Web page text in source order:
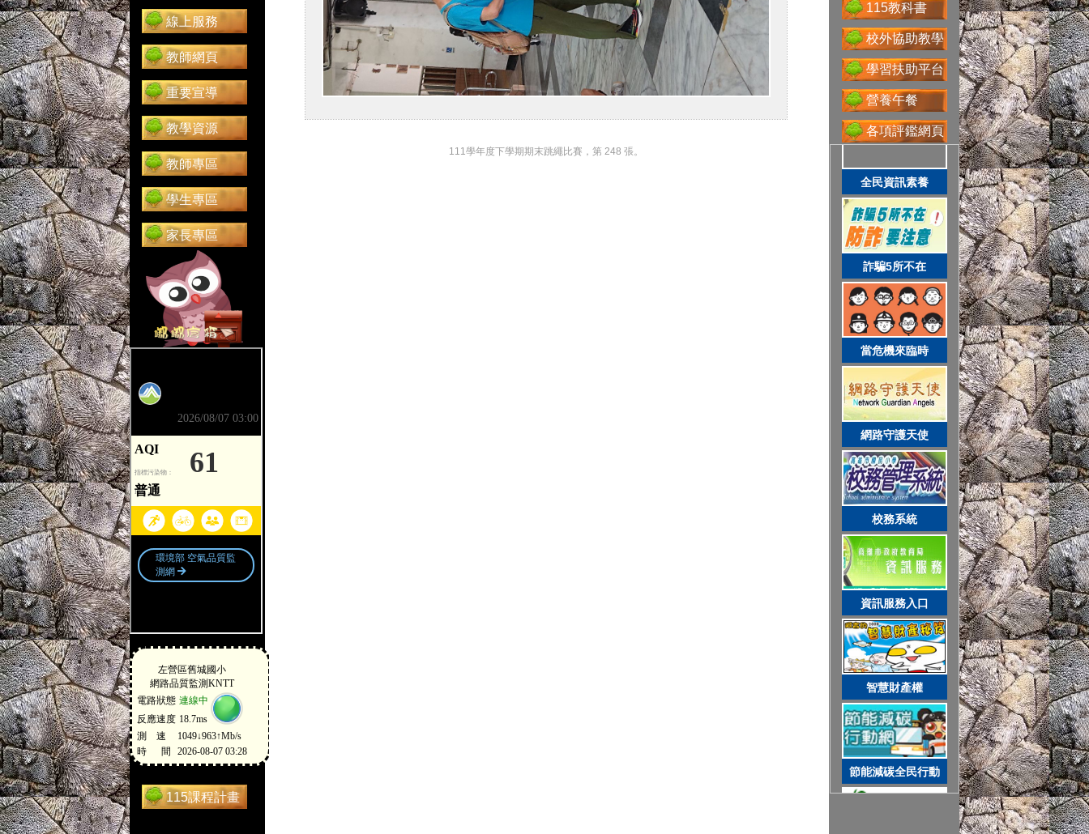
線上服務
教師網頁
重要宣導
教學資源
教師專區
學生專區
家長專區
115課程計畫
111學年度下學期期末跳繩比賽，第 248 張。
115教科書
校外協助教學
學習扶助平台
營養午餐
各項評鑑網頁
網路守護天使
校務系統
資訊服務入口
智慧財產權
節能減碳全民行動
空氣品質監測站
圓夢助學網
遊戲軟體分級制
科技大觀園
省水好習慣
全民資訊素養
詐騙5所不在
網路守護天使
校務系統
資訊服務入口
智慧財產權
節能減碳全民行動